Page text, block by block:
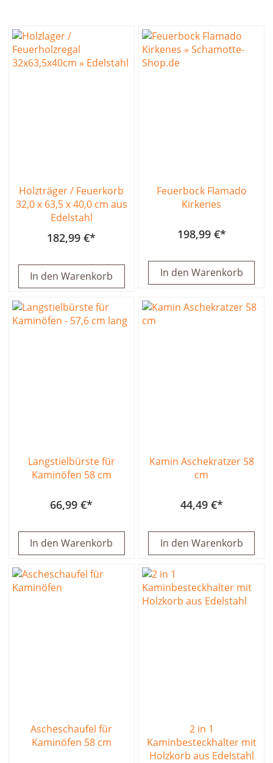
Holzträger / Feuerkorb
32,0 x 63,5 x 40,0 cm aus
Edelstahl
182,99 €
In den Warenkorb
Feuerbock Flamado
Kirkenes
198,99 €
In den Warenkorb
Langstielbürste für
Kaminöfen 58 cm
66,99 €
In den Warenkorb
Kamin Aschekratzer 58
cm
44,49 €
In den Warenkorb
Ascheschaufel für
Kaminöfen 58 cm
2 in 1
Kaminbesteckhalter mit
Holzkorb aus Edelstahl